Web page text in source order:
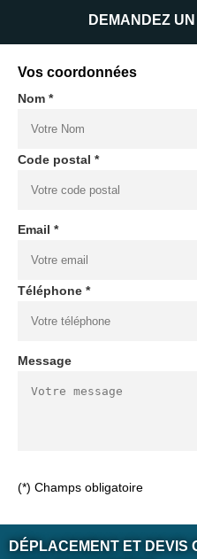
DEMANDEZ
Vos coordonnées
Nom *
Code postal *
Email *
Téléphone *
Message
(*) Champs obligatoire
DÉPLACEMENT ET DEVIS